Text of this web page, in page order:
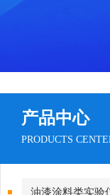
产品中心
PRODUCTS
油漆涂料类实验